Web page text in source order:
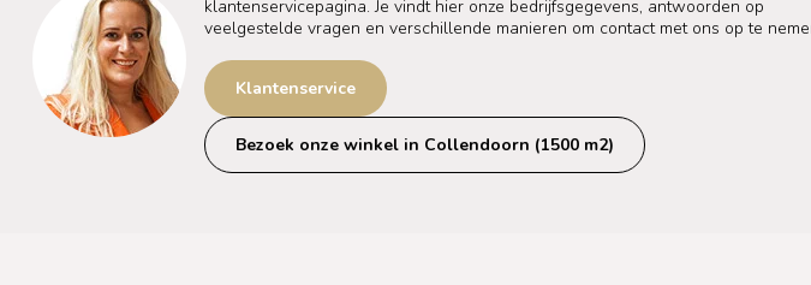
klantenservicepagina. Je vindt hier onze bedrijfsgegevens, antwoorden op
veelgestelde vragen en verschillende manieren om contact met ons op te
Klantenservice
Bezoek onze winkel in Collendoorn (1500 m2)